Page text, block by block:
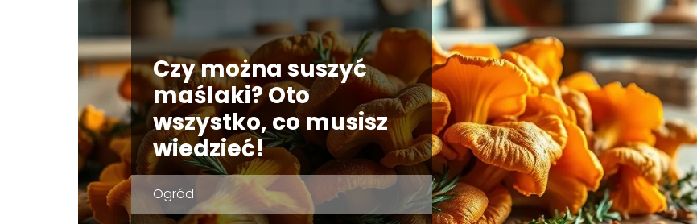
Czy można suszyć
maślaki? Oto
wszystko, co musisz
wiedzieć!
Ogród